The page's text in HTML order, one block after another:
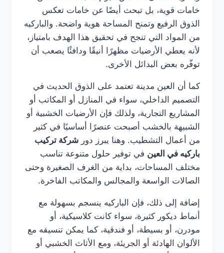
خامات قوية، بل تبحث أيضًا عن خامات تعكس
الذوق الرفيع وتمنح المساحة هوية واضحة. والباركيه
من المواد التي تنجح في تحقيق هذا الهدف بامتياز،
لأنه يعطي الأرضيات مظهرًا أنيقًا ودافئًا يصعب أن
توفّره بعض البدائل الأخرى.
كما أن العين مدينة تعتمد على الذوق الحديث في
التصميم الداخلي، سواء في المنازل أو المكاتب أو
المشاريع التجارية، ولذلك فإن الأرضيات الخشبية أو
الشبيهة بالخشب أصبحت عنصرًا أساسيًا في كثير
من أعمال التشطيب. وهنا يبرز دور شركة تركيب
باركيه في العين في توفير حلول متنوعة تناسب
مختلف المساحات، بداية من الغرف الصغيرة وحتى
الصالات الواسعة والمجالس والمكاتب الفاخرة.
إضافة إلى ذلك، فإن الباركيه ينسجم بسهولة مع
أنماط ديكور كثيرة، سواء كانت كلاسيكية، أو
مودرن، أو بسيطة، أو فندقية، كما يمكن تنسيقه مع
الألوان الهادئة أو الجريئة، ومع الأثاث الخشبي أو